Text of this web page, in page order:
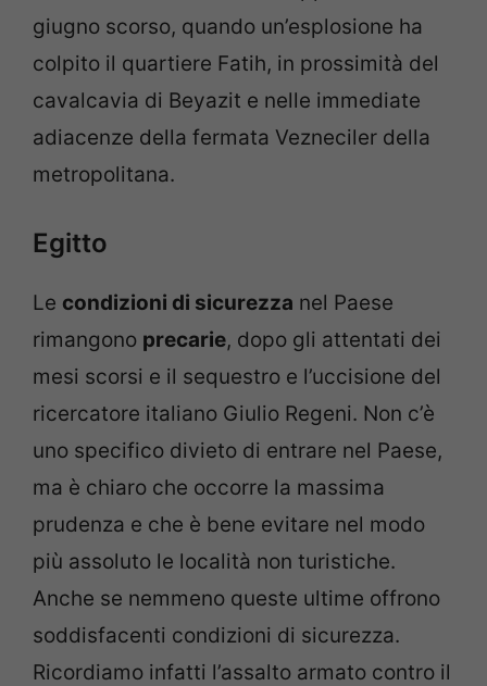
giugno scorso, quando un’esplosione ha
colpito il quartiere Fatih, in prossimità del
cavalcavia di Beyazit e nelle immediate
adiacenze della fermata Vezneciler della
metropolitana.
Egitto
Le condizioni di sicurezza nel Paese
rimangono precarie, dopo gli attentati dei
mesi scorsi e il sequestro e l’uccisione del
ricercatore italiano Giulio Regeni. Non c’è
uno specifico divieto di entrare nel Paese,
ma è chiaro che occorre la massima
prudenza e che è bene evitare nel modo
più assoluto le località non turistiche.
Anche se nemmeno queste ultime offrono
soddisfacenti condizioni di sicurezza.
Ricordiamo infatti l’assalto armato contro il